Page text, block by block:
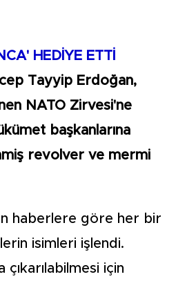
HEDİYE ETTİ
Tayyip Erdoğan,
NATO Zirvesi'ne
başkanlarına
revolver ve mermi
haberlere göre her bir
isimleri işlendi.
çıkarılabilmesi için